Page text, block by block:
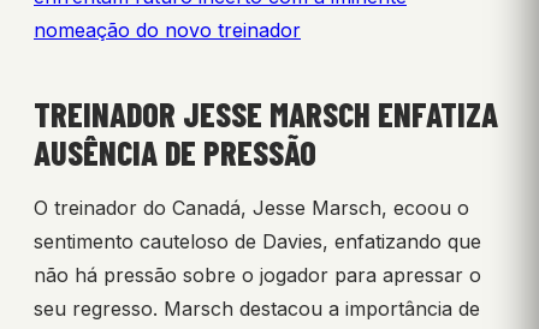
nomeação do novo treinador
TREINADOR JESSE MARSCH ENFATIZA
AUSÊNCIA DE PRESSÃO
O treinador do Canadá, Jesse Marsch, ecoou o
sentimento cauteloso de Davies, enfatizando que
não há pressão sobre o jogador para apressar o
seu regresso. Marsch destacou a importância de